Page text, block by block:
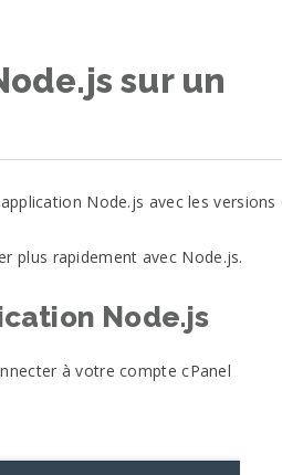
sur un
Node.js avec les versions
plus rapidement avec Node.js.
Node.js
à votre compte cPanel